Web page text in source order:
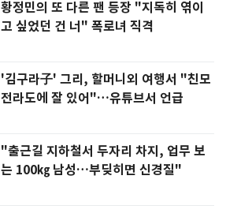
황정민의 또 다른 팬 등장 "지독히 엮이
고 싶었던 건 너" 폭로녀 직격
'김구라子' 그리, 할머니외 여행서 "친모
전라도에 잘 있어"…유튜브서 언급
"출근길 지하철서 두자리 차지, 업무 보
는 100㎏ 남성…부딪히면 신경질"